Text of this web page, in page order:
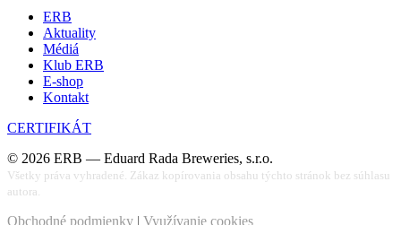
ERB
Aktuality
Médiá
Klub ERB
E-shop
Kontakt
CERTIFIKÁT
© 2026 ERB — Eduard Rada Breweries, s.r.o.
Všetky práva vyhradené. Zákaz kopírovania obsahu týchto stránok bez súhlasu
autora.
Obchodné podmienky | Využívanie cookies